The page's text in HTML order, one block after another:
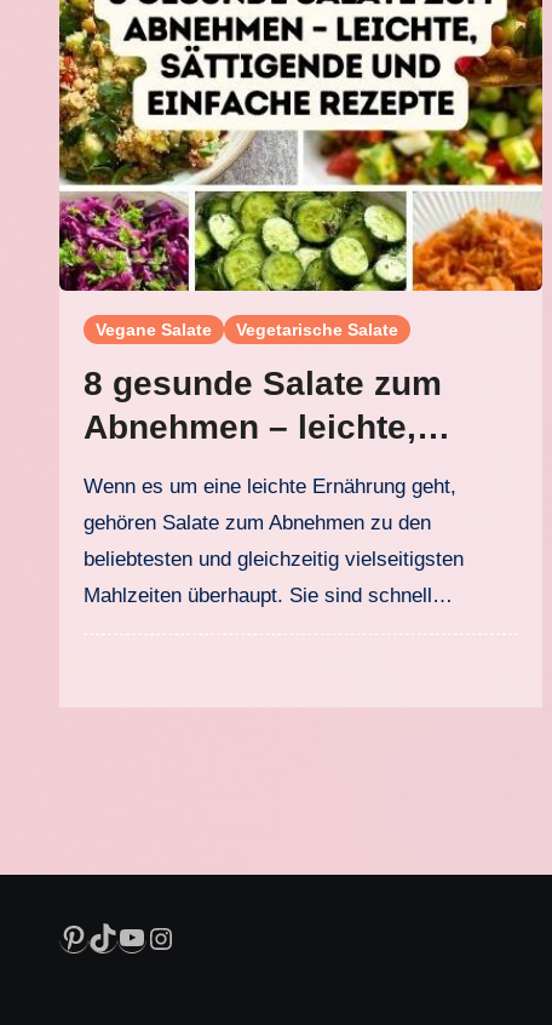
Vegane Salate Vegetarische Salate
8 gesunde Salate zum
Abnehmen – leichte,
sättigende und einfache
Rezepte
Wenn es um eine leichte Ernährung geht,
gehören Salate zum Abnehmen zu den
beliebtesten und gleichzeitig vielseitigsten
Mahlzeiten überhaupt. Sie sind schnell…
Pinterest
TikTok
YouTube
Instagram